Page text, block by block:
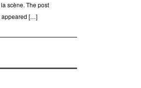
scène. The post
appeared […]